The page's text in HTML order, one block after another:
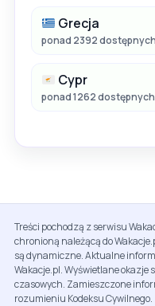
Grecja
ponad 2392 dostępnych
Cypr
ponad 1262 dostępnych
Treści pochodzą z serwisu
chronioną należącą do
są dynamiczne. Aktualne
Wakacje.pl. Wyświetlane
czasowych. Zamieszczone
rozumieniu Kodeksu Cywilnego.